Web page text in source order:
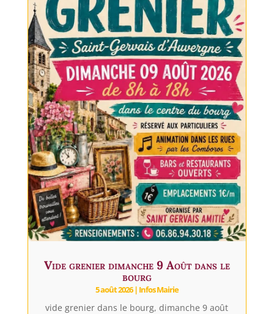
Vide grenier dimanche 9 Août dans le
bourg
5 août 2026| Infos Mairie
vide grenier dans le bourg, dimanche 9 août